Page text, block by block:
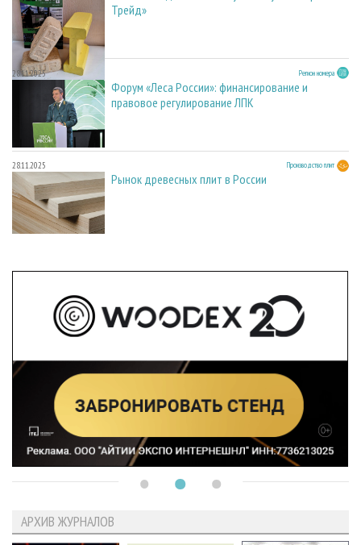
Трейд»
28.11.2025 Регион номера
Форум «Леса России»: финансирование и
правовое регулирование ЛПК
28.11.2025 Производство плит
Рынок древесных плит в России
АРХИВ ЖУРНАЛОВ